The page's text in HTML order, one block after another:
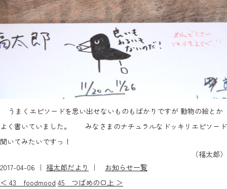
うまくエピソードを思い出せないものもばかりですが 動物の絵とか
よく書いていました。 みなさまのナチュラルなドッキリエピソード
聞いてみたいですっ！
（福太郎）
2017-04-06 ｜ 福太郎だより ｜ お知らせ一覧
＜ 43 foodmood 45 つばめの口上 ＞